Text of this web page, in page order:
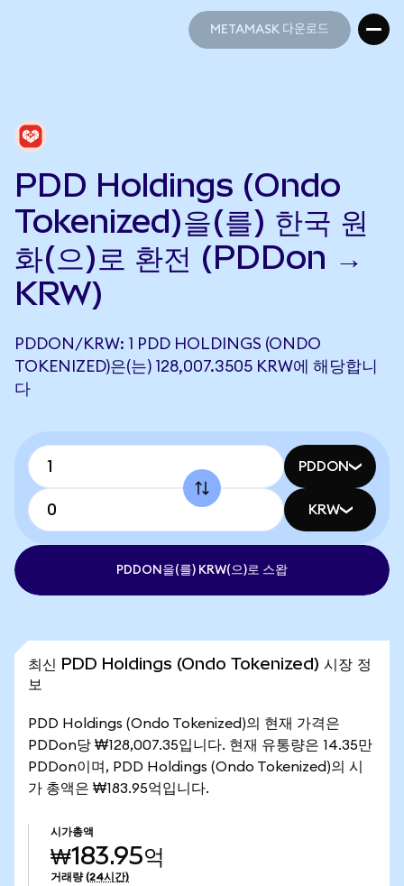
METAMASK 다운로드
PDD Holdings (Ondo
Tokenized)을(를) 한국 원
화(으)로 환전 (PDDon →
KRW)
PDDON/KRW: 1 PDD HOLDINGS (ONDO
TOKENIZED)은(는) 128,007.3505 KRW에 해당합니
다
PDDON
KRW
PDDON을(를) KRW(으)로 스왑
최신 PDD Holdings (Ondo Tokenized) 시장 정
보
PDD Holdings (Ondo Tokenized)의 현재 가격은
PDDon당 ₩128,007.35입니다. 현재 유통량은 14.35만
PDDon이며, PDD Holdings (Ondo Tokenized)의 시
가 총액은 ₩183.95억입니다.
시가총액
₩183.95억
거래량 (24시간)